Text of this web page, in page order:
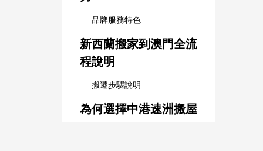
品牌服務特色
新西蘭搬家到澳門全流
程說明
搬遷步驟說明
為何選擇中港速洲搬屋